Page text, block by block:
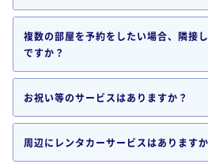
複数の部屋を予約をしたい場合、隣接
ですか？
お祝い等のサービスはありますか？
周辺にレンタカーサービスはありますか